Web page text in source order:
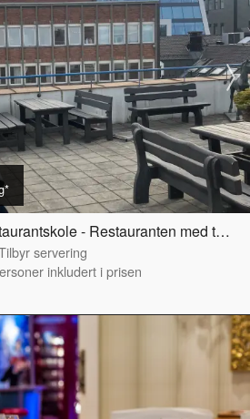
Akademiet Norsk Restaurantskole - Restauranten med takterrasse
servering
inkludert i prisen